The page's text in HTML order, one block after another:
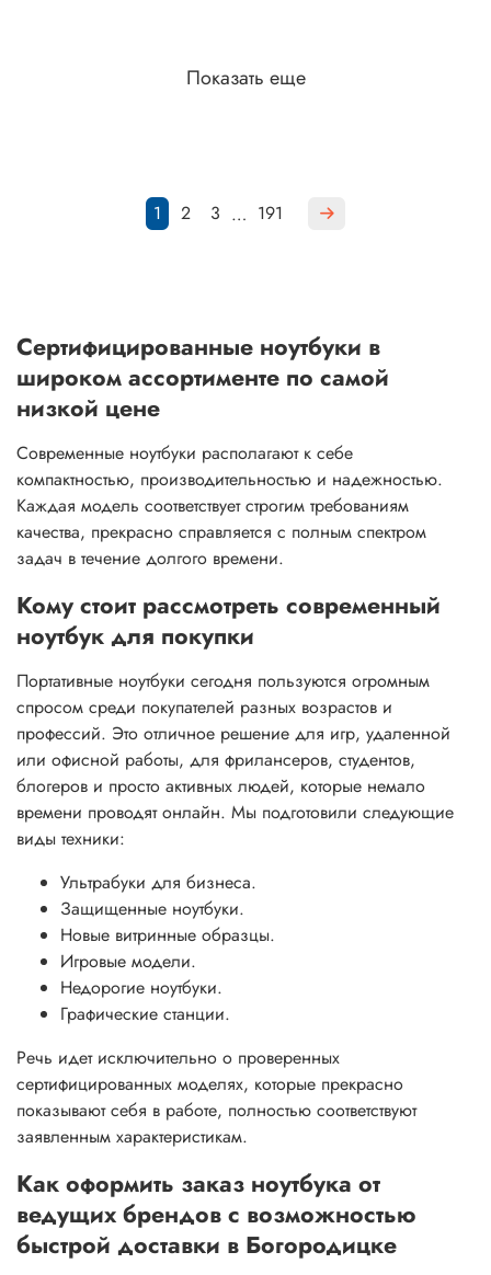
Показать еще
1 2 3 … 191
Сертифицированные ноутбуки в
широком ассортименте по самой
низкой цене
Современные ноутбуки располагают к себе
компактностью, производительностью и надежностью.
Каждая модель соответствует строгим требованиям
качества, прекрасно справляется с полным спектром
задач в течение долгого времени.
Кому стоит рассмотреть современный
ноутбук для покупки
Портативные ноутбуки сегодня пользуются огромным
спросом среди покупателей разных возрастов и
профессий. Это отличное решение для игр, удаленной
или офисной работы, для фрилансеров, студентов,
блогеров и просто активных людей, которые немало
времени проводят онлайн. Мы подготовили следующие
виды техники:
Ультрабуки для бизнеса.
Защищенные ноутбуки.
Новые витринные образцы.
Игровые модели.
Недорогие ноутбуки.
Графические станции.
Речь идет исключительно о проверенных
сертифицированных моделях, которые прекрасно
показывают себя в работе, полностью соответствуют
заявленным характеристикам.
Как оформить заказ ноутбука от
ведущих брендов с возможностью
быстрой доставки в Богородицке